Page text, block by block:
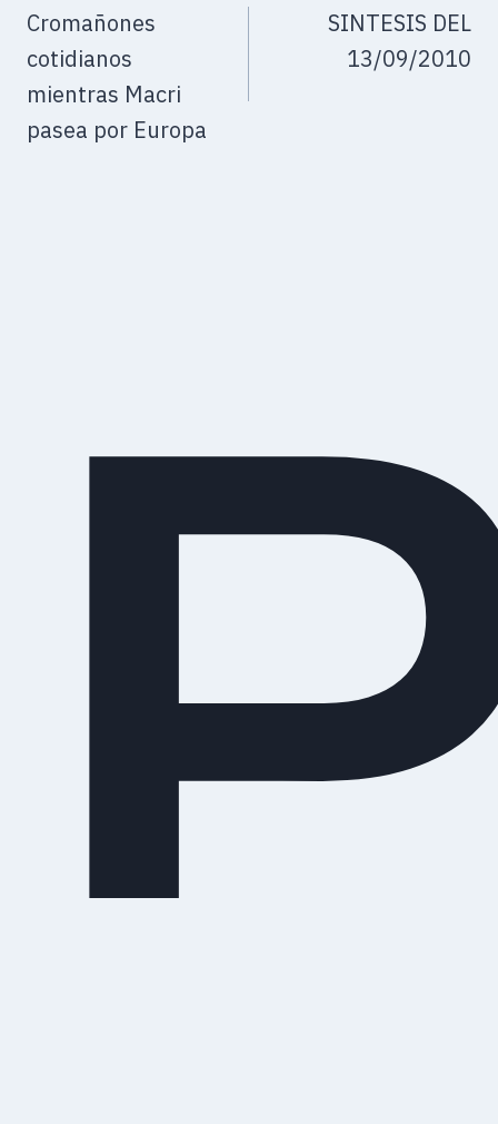
Cromañones
cotidianos
mientras Macri
pasea por Europa
SINTESIS DEL
13/09/2010